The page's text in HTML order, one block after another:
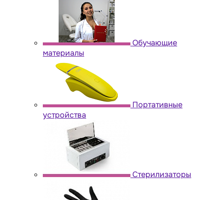
Обучающие
материалы
Портативные
устройства
Стерилизаторы